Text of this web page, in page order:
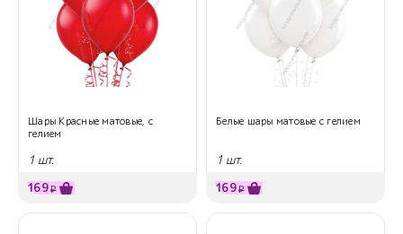
Шары Красные матовые, с
гелием
1 шт.
169₽
Белые шары матовые с гелием
1 шт.
169₽